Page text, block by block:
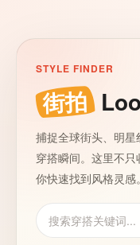
STYLE FINDER
街拍
捕捉全球街头、明
穿搭瞬间。这里不
你快速找到风格灵感。